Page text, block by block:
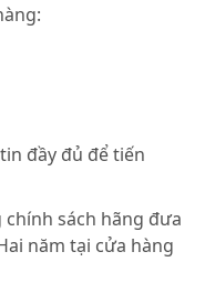
đầy đủ để tiến
chính sách hãng đưa
năm tại cửa hàng